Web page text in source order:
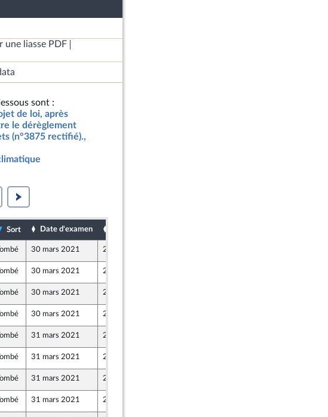
une liasse PDF
sont :
de loi, après
le dérèglement
(n°3875 rectifié).,
Sort Date d'examen
30 mars 2021 22 mars 2021
30 mars 2021 25 mars 2021
30 mars 2021 23 mars 2021
30 mars 2021 23 mars 2021
31 mars 2021 25 mars 2021
31 mars 2021 25 mars 2021
31 mars 2021 25 mars 2021
31 mars 2021 23 mars 2021